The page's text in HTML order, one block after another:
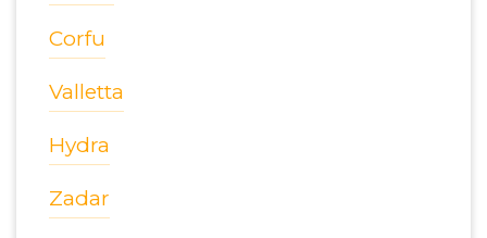
Corfu
Valletta
Hydra
Zadar